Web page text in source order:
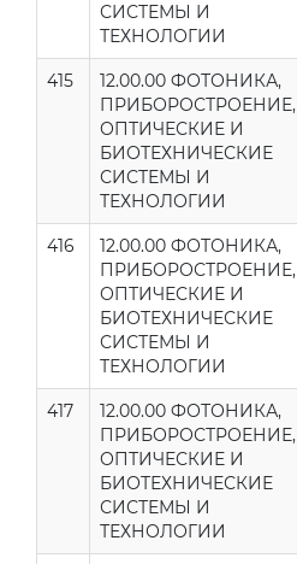
СИСТЕМЫ И
ТЕХНОЛОГИИ
415
12.00.00 ФОТОНИКА,
ПРИБОРОСТРОЕНИЕ,
ОПТИЧЕСКИЕ И
БИОТЕХНИЧЕСКИЕ
СИСТЕМЫ И
ТЕХНОЛОГИИ
416
12.00.00 ФОТОНИКА,
ПРИБОРОСТРОЕНИЕ,
ОПТИЧЕСКИЕ И
БИОТЕХНИЧЕСКИЕ
СИСТЕМЫ И
ТЕХНОЛОГИИ
417
12.00.00 ФОТОНИКА,
ПРИБОРОСТРОЕНИЕ,
ОПТИЧЕСКИЕ И
БИОТЕХНИЧЕСКИЕ
СИСТЕМЫ И
ТЕХНОЛОГИИ